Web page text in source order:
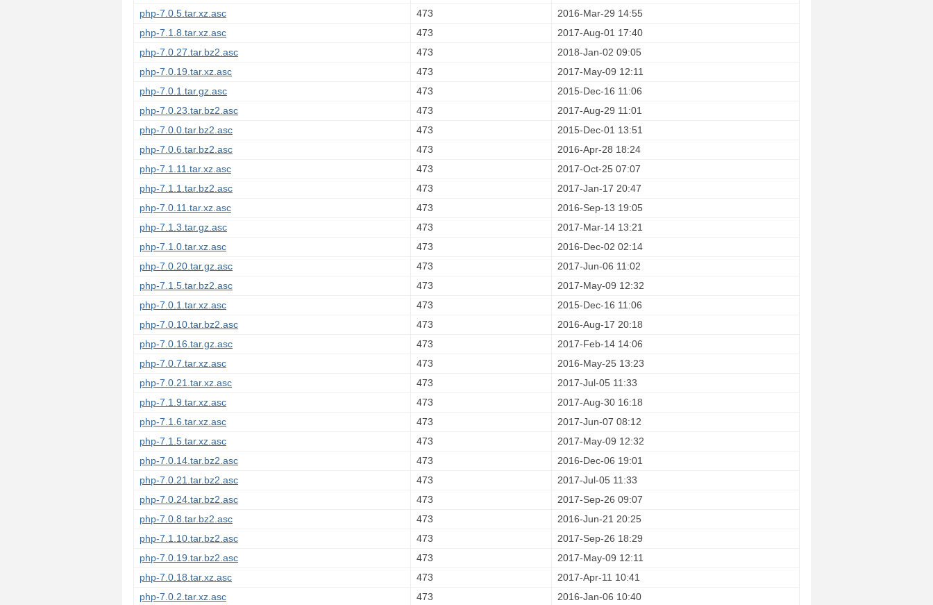
php-7.0.5.tar.xz.asc
473
2016-Mar-29 14:55
php-7.1.8.tar.xz.asc
473
2017-Aug-01 17:40
php-7.0.27.tar.bz2.asc
473
2018-Jan-02 09:05
php-7.0.19.tar.xz.asc
473
2017-May-09 12:11
php-7.0.1.tar.gz.asc
473
2015-Dec-16 11:06
php-7.0.23.tar.bz2.asc
473
2017-Aug-29 11:01
php-7.0.0.tar.bz2.asc
473
2015-Dec-01 13:51
php-7.0.6.tar.bz2.asc
473
2016-Apr-28 18:24
php-7.1.11.tar.xz.asc
473
2017-Oct-25 07:07
php-7.1.1.tar.bz2.asc
473
2017-Jan-17 20:47
php-7.0.11.tar.xz.asc
473
2016-Sep-13 19:05
php-7.1.3.tar.gz.asc
473
2017-Mar-14 13:21
php-7.1.0.tar.xz.asc
473
2016-Dec-02 02:14
php-7.0.20.tar.gz.asc
473
2017-Jun-06 11:02
php-7.1.5.tar.bz2.asc
473
2017-May-09 12:32
php-7.0.1.tar.xz.asc
473
2015-Dec-16 11:06
php-7.0.10.tar.bz2.asc
473
2016-Aug-17 20:18
php-7.0.16.tar.gz.asc
473
2017-Feb-14 14:06
php-7.0.7.tar.xz.asc
473
2016-May-25 13:23
php-7.0.21.tar.xz.asc
473
2017-Jul-05 11:33
php-7.1.9.tar.xz.asc
473
2017-Aug-30 16:18
php-7.1.6.tar.xz.asc
473
2017-Jun-07 08:12
php-7.1.5.tar.xz.asc
473
2017-May-09 12:32
php-7.0.14.tar.bz2.asc
473
2016-Dec-06 19:01
php-7.0.21.tar.bz2.asc
473
2017-Jul-05 11:33
php-7.0.24.tar.bz2.asc
473
2017-Sep-26 09:07
php-7.0.8.tar.bz2.asc
473
2016-Jun-21 20:25
php-7.1.10.tar.bz2.asc
473
2017-Sep-26 18:29
php-7.0.19.tar.bz2.asc
473
2017-May-09 12:11
php-7.0.18.tar.xz.asc
473
2017-Apr-11 10:41
php-7.0.2.tar.xz.asc
473
2016-Jan-06 10:40